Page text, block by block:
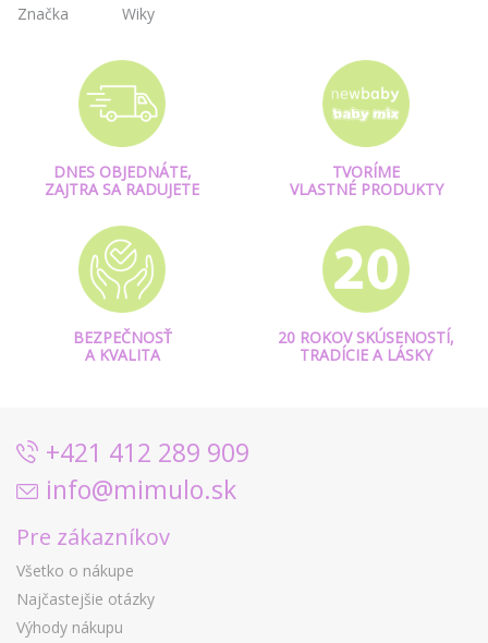
Značka
Wiky
DNES OBJEDNÁTE,
ZAJTRA SA RADUJETE
TVORÍME
VLASTNÉ PRODUKTY
BEZPEČNOSŤ
A KVALITA
20 ROKOV SKÚSENOSTÍ,
TRADÍCIE A LÁSKY
+421 412 289 909
info@mimulo.sk
Pre zákazníkov
Všetko o nákupe
Najčastejšie otázky
Výhody nákupu